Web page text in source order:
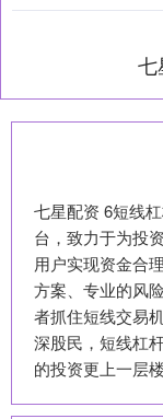
七
七星配资 6短线
台，致力于为投
用户实现资金合
方案、专业的风
者抓住短线交易
深股民，短线杠
的投资更上一层